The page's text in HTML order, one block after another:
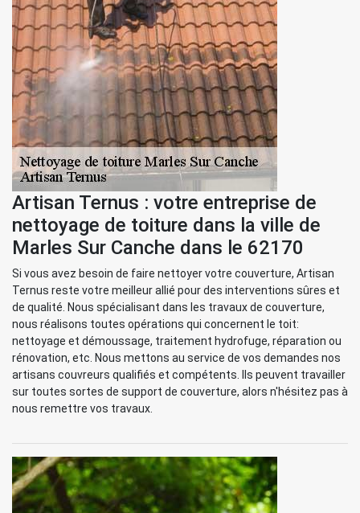
Artisan Ternus : votre entreprise de
nettoyage de toiture dans la ville de
Marles Sur Canche dans le 62170
Si vous avez besoin de faire nettoyer votre couverture, Artisan
Ternus reste votre meilleur allié pour des interventions sûres et
de qualité. Nous spécialisant dans les travaux de couverture,
nous réalisons toutes opérations qui concernent le toit:
nettoyage et démoussage, traitement hydrofuge, réparation ou
rénovation, etc. Nous mettons au service de vos demandes nos
artisans couvreurs qualifiés et compétents. Ils peuvent travailler
sur toutes sortes de support de couverture, alors n'hésitez pas à
nous remettre vos travaux.